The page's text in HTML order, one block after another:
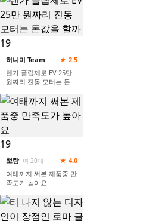
19
허니미 Team
★ 2.5
텐가 플립제로 EV 25만
원짜리 진동 모터는 돈값
19
뽀랑 여 20대
★ 4.0
여태까지 써본 제품중 만
족도가 높아요